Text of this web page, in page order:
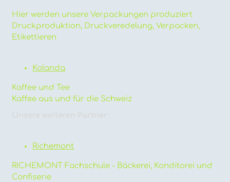
Hier werden unsere Verpackungen produziert
Druckproduktion, Druckveredelung, Verpacken,
Etikettieren
Kolanda
Kaffee und Tee
Kaffee aus und für die Schweiz
Unsere weiteren Partner:
Richemont
RICHEMONT Fachschule - Bäckerei, Konditorei und
Confiserie